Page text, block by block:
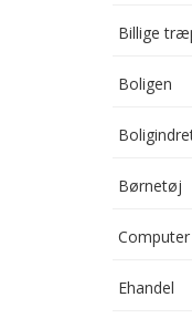
Billige
Boligen
Børnetøj
Ehandel